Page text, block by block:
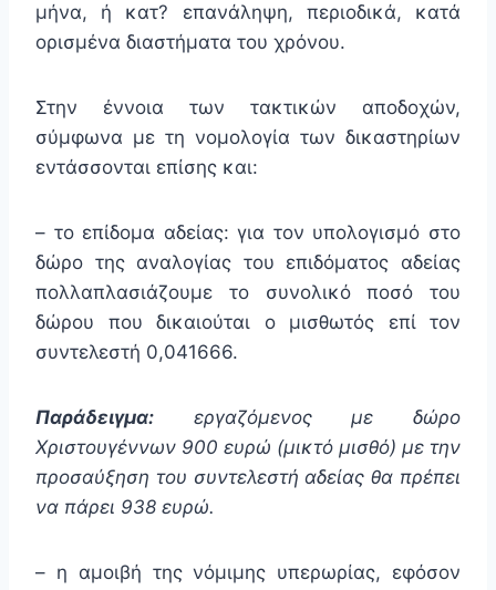
μήνα, ή κατ? επανάληψη, περιοδικά, κατά
ορισμένα διαστήματα του χρόνου.
Στην έννοια των τακτικών αποδοχών,
σύμφωνα με τη νομολογία των δικαστηρίων
εντάσσονται επίσης και:
– το επίδομα αδείας: για τον υπολογισμό στο
δώρο της αναλογίας του επιδόματος αδείας
πολλαπλασιάζουμε το συνολικό ποσό του
δώρου που δικαιούται ο μισθωτός επί τον
συντελεστή 0,041666.
Παράδειγμα: εργαζόμενος με δώρο
Χριστουγέννων 900 ευρώ (μικτό μισθό) με την
προσαύξηση του συντελεστή αδείας θα πρέπει
να πάρει 938 ευρώ.
– η αμοιβή της νόμιμης υπερωρίας, εφόσον